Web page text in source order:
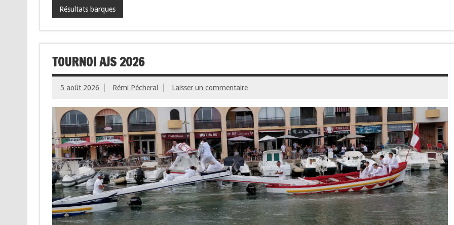
Résultats barques
TOURNOI AJS 2026
5 août 2026 Rémi Pécheral Laisser un commentaire